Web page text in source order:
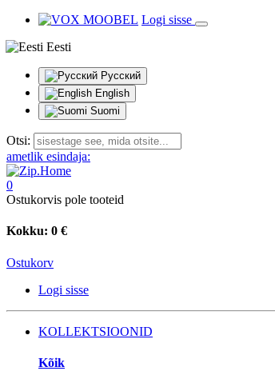
Logi sisse
Eesti
Русский
English
Suomi
Otsi:
ametlik esindaja:
0
Ostukorvis pole tooteid
Kokku: 0 €
Ostukorv
Logi sisse
KOLLEKTSIOONID
Kõik